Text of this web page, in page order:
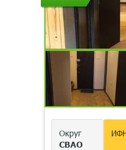
Округ
СВАО